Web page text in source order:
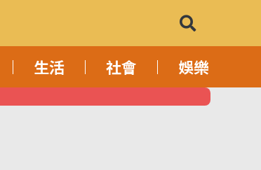
生活 社會 娛樂